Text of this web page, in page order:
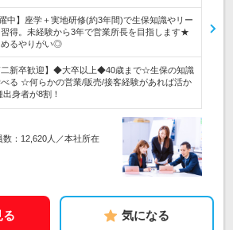
躍中】座学＋実地研修(約3年間)で生保知識やリー
得。未経験から3年で営業所長を目指します★
めるやりがい◎
二新卒歓迎】◆大卒以上◆40歳まで☆生保の知識
る ☆何らかの営業/販売/接客経験があれば活か
身者が8割！
：12,620人／本社所在
る 気になる